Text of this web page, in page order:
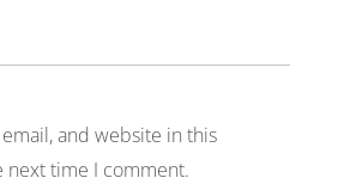
email, and website in this
next time I comment.